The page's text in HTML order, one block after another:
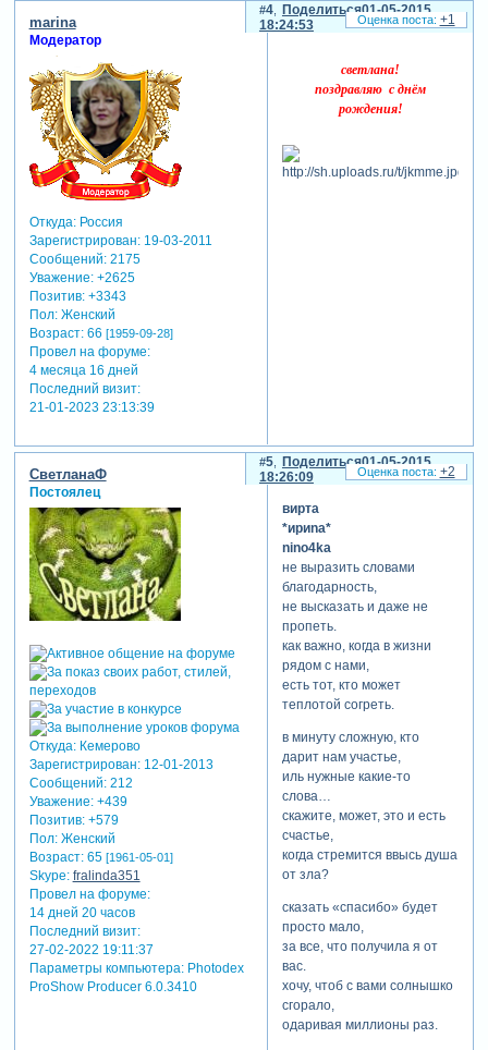
Поделиться
4
01-05-2015
18:24:53
marina
Модератор
Откуда:Россия
Зарегистрирован: 19-03-2011
Сообщений:2175
Уважение: +2625
Позитив: +3343
Пол:Женский
Возраст:66 [1959-09-28]
Провел на форуме:
4 месяца 16 дней
Последний визит:
21-01-2023 23:13:39
светлана!
поздравляю с днём
рождения!
+1
Поделиться
5
01-05-2015
18:26:09
СветланаФ
Постоялец
Откуда:Кемерово
Зарегистрирован: 12-01-2013
Сообщений:212
Уважение: +439
Позитив: +579
Пол:Женский
Возраст:65 [1961-05-01]
Skype: fralinda351
Провел на форуме:
14 дней 20 часов
Последний визит:
27-02-2022 19:11:37
Параметры компьютера:Photodex
ProShow Producer 6.0.3410
вирта
*ириnа*
nino4ka
не выразить словами
благодарность,
не высказать и даже не
пропеть.
как важно, когда в жизни
рядом с нами,
есть тот, кто может
теплотой согреть.
в минуту сложную, кто
дарит нам участье,
иль нужные какие-то
слова…
скажите, может, это и есть
счастье,
когда стремится ввысь душа
от зла?
сказать «спасибо» будет
просто мало,
за все, что получила я от
вас.
хочу, чтоб с вами солнышко
сгорало,
одаривая миллионы раз.
+2